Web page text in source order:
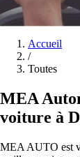
Accueil
/
Toutes
MEA
voiture à
MEA AUTO est